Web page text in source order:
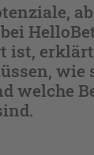
ist,
wie
welche